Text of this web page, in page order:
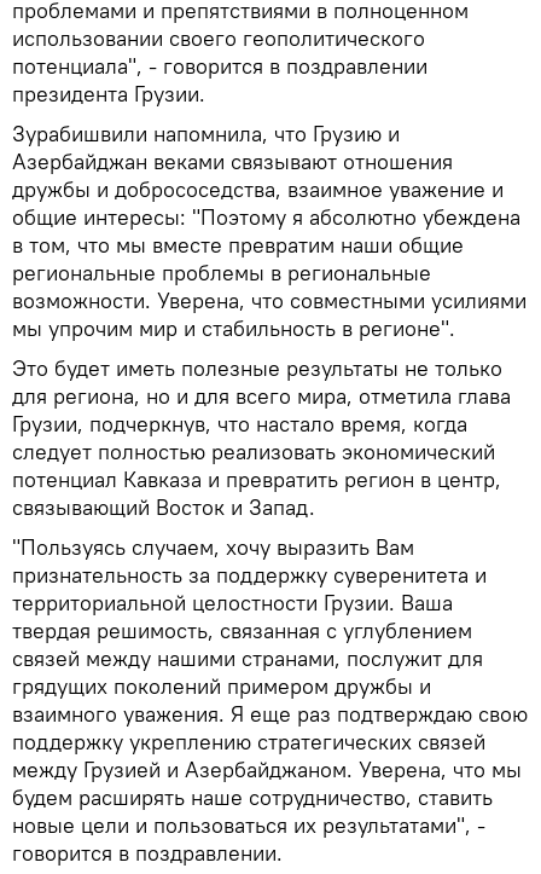
проблемами и препятствиями в полноценном
использовании своего геополитического
потенциала", - говорится в поздравлении
президента Грузии.
Зурабишвили напомнила, что Грузию и
Азербайджан веками связывают отношения
дружбы и добрососедства, взаимное уважение и
общие интересы: "Поэтому я абсолютно убеждена
в том, что мы вместе превратим наши общие
региональные проблемы в региональные
возможности. Уверена, что совместными усилиями
мы упрочим мир и стабильность в регионе".
Это будет иметь полезные результаты не только
для региона, но и для всего мира, отметила глава
Грузии, подчеркнув, что настало время, когда
следует полностью реализовать экономический
потенциал Кавказа и превратить регион в центр,
связывающий Восток и Запад.
"Пользуясь случаем, хочу выразить Вам
признательность за поддержку суверенитета и
территориальной целостности Грузии. Ваша
твердая решимость, связанная с углублением
связей между нашими странами, послужит для
грядущих поколений примером дружбы и
взаимного уважения. Я еще раз подтверждаю свою
поддержку укреплению стратегических связей
между Грузией и Азербайджаном. Уверена, что мы
будем расширять наше сотрудничество, ставить
новые цели и пользоваться их результатами", -
говорится в поздравлении.